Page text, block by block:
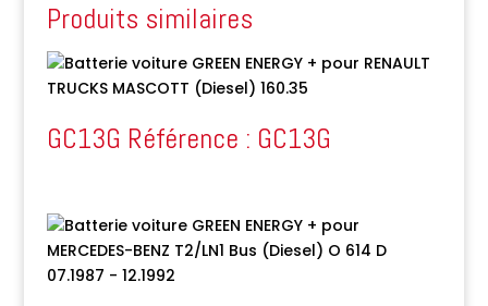
Produits similaires
GC13G Référence : GC13G